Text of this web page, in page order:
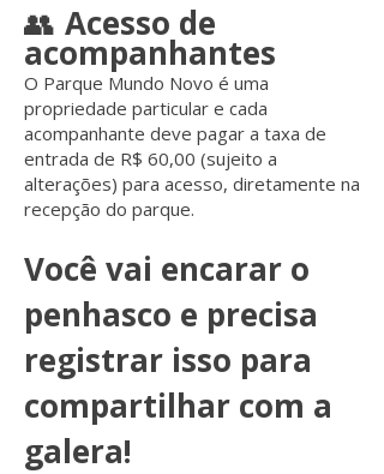
👥 Acesso de
acompanhantes
O Parque Mundo Novo é uma
propriedade particular e cada
acompanhante deve pagar a taxa de
entrada de R$ 60,00 (sujeito a
alterações) para acesso, diretamente na
recepção do parque.
Você vai encarar o
penhasco e precisa
registrar isso para
compartilhar com a
galera!